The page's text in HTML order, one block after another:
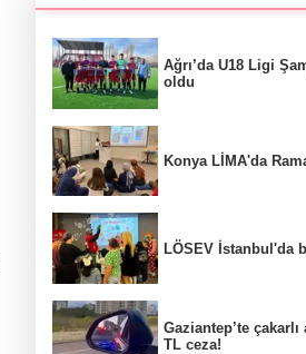
Ağrı’da U18 Ligi
oldu
Konya LİMA'da
LÖSEV İstanbul'da
Gaziantep’te
TL ceza!